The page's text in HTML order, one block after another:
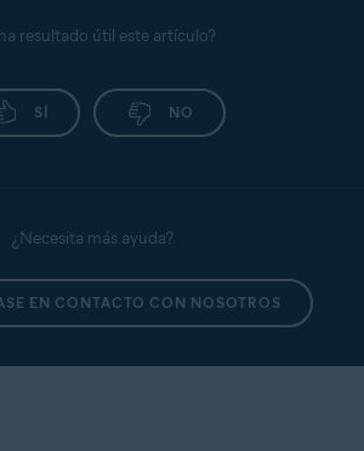
resultado útil este artículo?
SÍ NO
¿Necesita más ayuda?
EN CONTACTO CON NOSOTROS